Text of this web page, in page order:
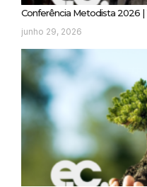
Conferência Metodista 2026 |
junho 29, 2026